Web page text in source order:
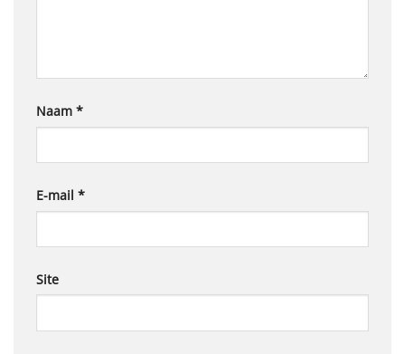
Naam *
E-mail *
Site